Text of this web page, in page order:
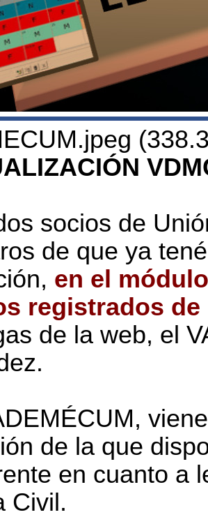
socios de
de que ya
en el
registrados de
de la web, el
de la que
en cuanto a
Civil.